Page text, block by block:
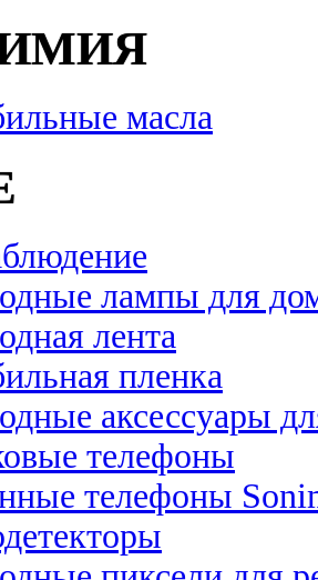
масла
лампы для
лента
пленка
аксессуары
телефоны
телефоны